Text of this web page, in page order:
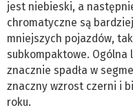
jest niebieski, a
chromatyczne są
mniejszych pojazdów,
subkompaktowe.
znacznie spadła w
znaczny wzrost czerni i
roku.